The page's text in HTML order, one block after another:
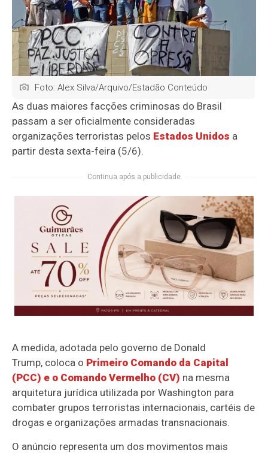
Foto: Alex Silva/Arquivo/Estadão Conteúdo
As duas maiores facções criminosas do Brasil
passam a ser oficialmente consideradas
organizações terroristas pelos Estados Unidos a
partir desta sexta-feira (5/6).
Continua após a publicidade
A medida, adotada pelo governo de Donald
Trump, coloca o Primeiro Comando da Capital
(PCC) e o Comando Vermelho (CV) na mesma
arquitetura jurídica utilizada por Washington para
combater grupos terroristas internacionais, cartéis de
drogas e organizações armadas transnacionais.
O anúncio representa um dos movimentos mais